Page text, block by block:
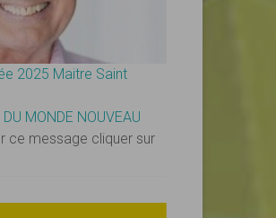
2025 Maitre Saint
MONDE NOUVEAU
ce message cliquer sur